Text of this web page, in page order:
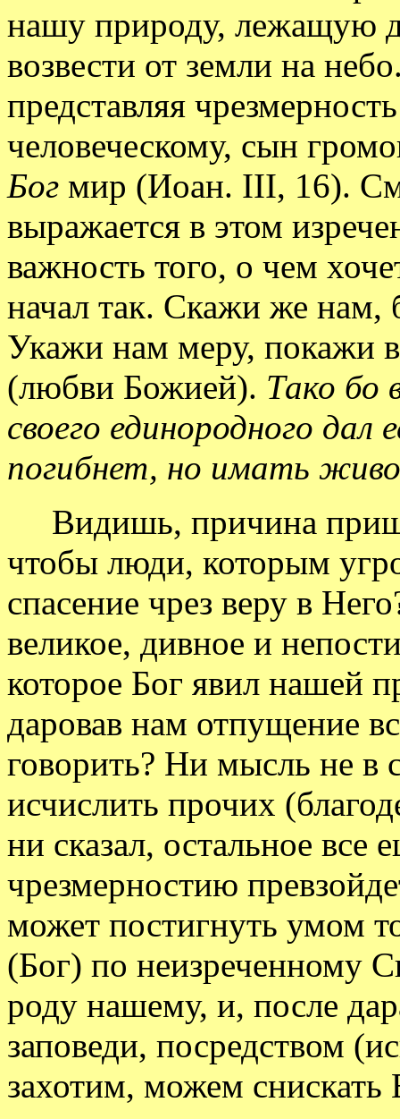
нашу природу, лежащую
возвести от земли на
представляя
человеческому, сын
Бог мир (Иоан. III, 16).
выражается в этом
важность того, о чем
начал так. Скажи же
Укажи нам меру, покажи
(любви Божией). Тако бо
своего единородного дал
погибнет, но имать
Видишь, причина
чтобы люди, которым
спасение чрез веру в
великое, дивное и
которое Бог явил нашей
даровав нам отпущение
говорить? Ни мысль не в
исчислить прочих
ни сказал, остальное все
чрезмерностию
может постигнуть умом
(Бог) по неизреченному
роду нашему, и, после
заповеди, посредством
захотим, можем снискать